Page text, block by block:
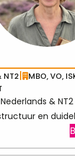
NT2| MBO, VO,
& NT2
en